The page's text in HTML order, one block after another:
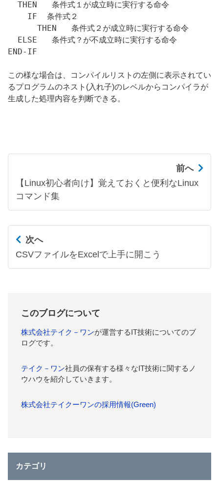
  THEN   条件式１が成立時に実行する命令
    IF  条件式２
      THEN   条件式２が成立時に実行する命令
  ELSE   条件式？が不成立時に実行する命令
END-IF
この様な場合は、コンパイルリストの左側に表示されてい
るプログラムのネスト(入れ子)のレベルからコンパイラが
生成した処理内容を判断できる。
前へ
【Linux初心者向け】覚えておくと便利なLinux
コマンド集
次へ
CSVファイルをExcelで上手に開こう
このブログについて
株式会社テイク－ワンが運営するIT技術についてのブ
ログです。
テイク－ワン社員の保有する様々なIT技術に関するノ
ウハウを紹介していきます。
株式会社テイクーワンの採用情報(Green)
カテゴリ